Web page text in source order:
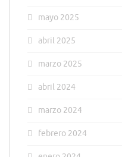
mayo 2025
abril 2025
marzo 2025
abril 2024
marzo 2024
febrero 2024